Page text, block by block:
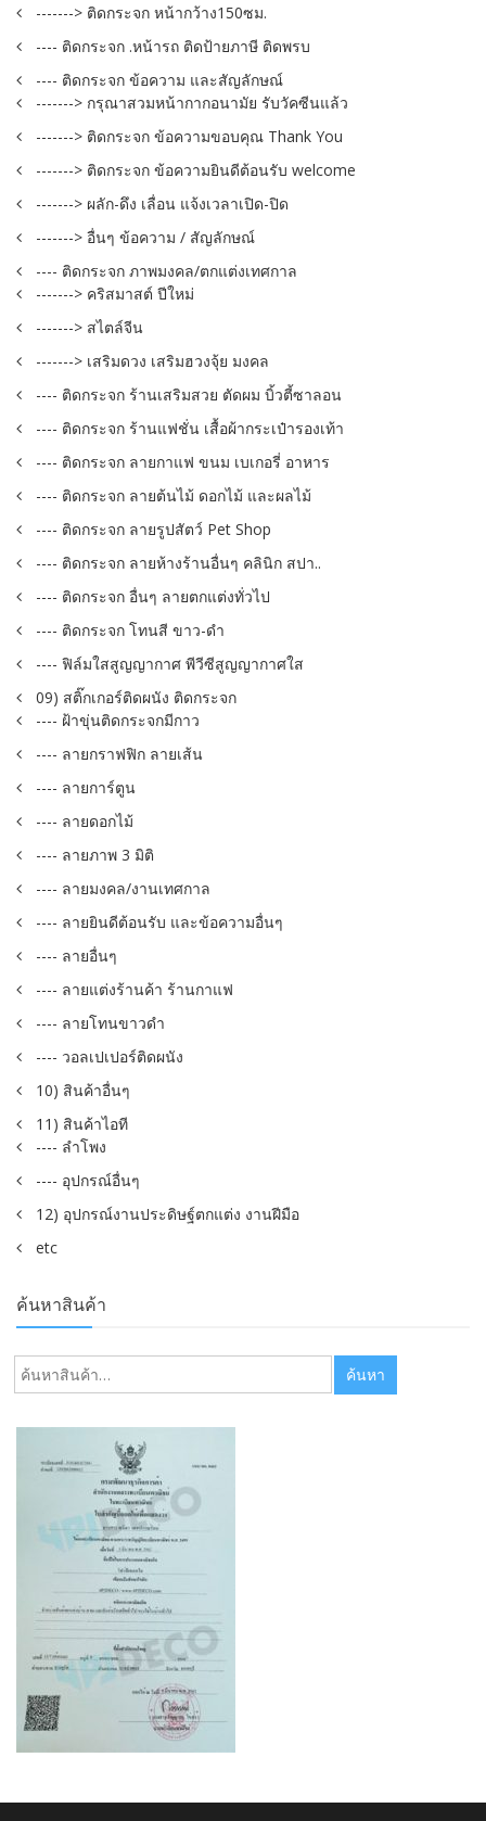
-------> ติดกระจก หน้ากว้าง150ซม.
---- ติดกระจก .หน้ารถ ติดป้ายภาษี ติดพรบ
---- ติดกระจก ข้อความ และสัญลักษณ์
-------> กรุณาสวมหน้ากากอนามัย รับวัคซีนแล้ว
-------> ติดกระจก ข้อความขอบคุณ Thank You
-------> ติดกระจก ข้อความยินดีต้อนรับ welcome
-------> ผลัก-ดึง เลื่อน แจ้งเวลาเปิด-ปิด
-------> อื่นๆ ข้อความ / สัญลักษณ์
---- ติดกระจก ภาพมงคล/ตกแต่งเทศกาล
-------> คริสมาสต์ ปีใหม่
-------> สไตล์จีน
-------> เสริมดวง เสริมฮวงจุ้ย มงคล
---- ติดกระจก ร้านเสริมสวย ตัดผม บิ้วตี้ซาลอน
---- ติดกระจก ร้านแฟชั่น เสื้อผ้ากระเป๋ารองเท้า
---- ติดกระจก ลายกาแฟ ขนม เบเกอรี่ อาหาร
---- ติดกระจก ลายต้นไม้ ดอกไม้ และผลไม้
---- ติดกระจก ลายรูปสัตว์ Pet Shop
---- ติดกระจก ลายห้างร้านอื่นๆ คลินิก สปา..
---- ติดกระจก อื่นๆ ลายตกแต่งทั่วไป
---- ติดกระจก โทนสี ขาว-ดำ
---- ฟิล์มใสสูญญากาศ พีวีซีสูญญากาศใส
09) สติ๊กเกอร์ติดผนัง ติดกระจก
---- ฝ้าขุ่นติดกระจกมีกาว
---- ลายกราฟฟิก ลายเส้น
---- ลายการ์ตูน
---- ลายดอกไม้
---- ลายภาพ 3 มิติ
---- ลายมงคล/งานเทศกาล
---- ลายยินดีต้อนรับ และข้อความอื่นๆ
---- ลายอื่นๆ
---- ลายแต่งร้านค้า ร้านกาแฟ
---- ลายโทนขาวดำ
---- วอลเปเปอร์ติดผนัง
10) สินค้าอื่นๆ
11) สินค้าไอที
---- ลำโพง
---- อุปกรณ์อื่นๆ
12) อุปกรณ์งานประดิษฐ์ตกแต่ง งานฝีมือ
etc
ค้นหาสินค้า
ค้นหา: ค้นหา